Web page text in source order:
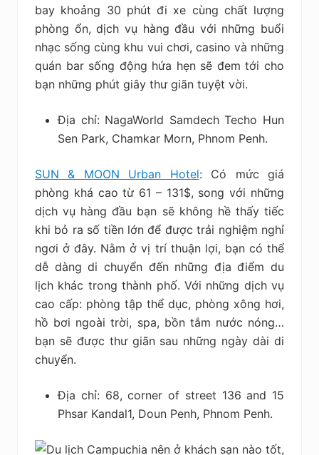
bay khoảng 30 phút đi xe cùng chất lượng
phòng ổn, dịch vụ hàng đầu với những buổi
nhạc sống cùng khu vui chơi, casino và những
quán bar sống động hứa hẹn sẽ đem tới cho
bạn những phút giây thư giãn tuyệt vời.
Địa chỉ: NagaWorld Samdech Techo Hun
Sen Park, Chamkar Morn, Phnom Penh.
SUN & MOON Urban Hotel: Có mức giá
phòng khá cao từ 61 – 131$, song với những
dịch vụ hàng đầu bạn sẽ không hề thấy tiếc
khi bỏ ra số tiền lớn để được trải nghiệm nghỉ
ngơi ở đây. Nằm ở vị trí thuận lợi, bạn có thể
dễ dàng di chuyển đến những địa điểm du
lịch khác trong thành phố. Với những dịch vụ
cao cấp: phòng tập thể dục, phòng xông hơi,
hồ bơi ngoài trời, spa, bồn tắm nước nóng…
bạn sẽ được thư giãn sau những ngày dài di
chuyển.
Địa chỉ: 68, corner of street 136 and 15
Phsar Kandal1, Doun Penh, Phnom Penh.